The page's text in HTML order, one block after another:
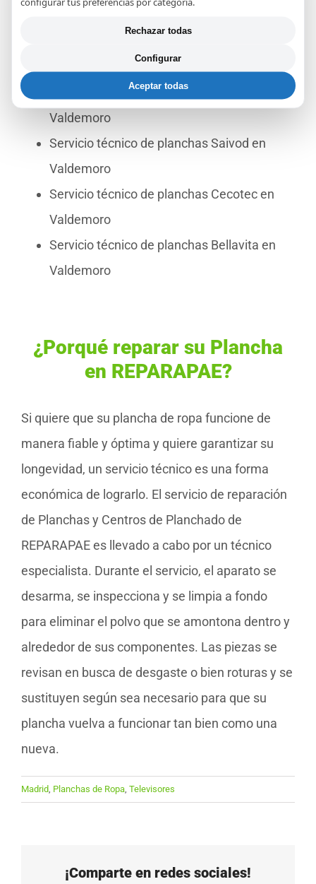
Servicio técnico de planchas Miele en
Valdemoro
Servicio técnico de planchas Saivod en
Valdemoro
Servicio técnico de planchas Cecotec en
Valdemoro
Servicio técnico de planchas Bellavita en
Valdemoro
¿Porqué reparar su Plancha
en REPARAPAE?
Si quiere que su plancha de ropa funcione de
manera fiable y óptima y quiere garantizar su
longevidad, un servicio técnico es una forma
económica de lograrlo. El servicio de reparación
de Planchas y Centros de Planchado de
REPARAPAE es llevado a cabo por un técnico
especialista. Durante el servicio, el aparato se
desarma, se inspecciona y se limpia a fondo
para eliminar el polvo que se amontona dentro y
alrededor de sus componentes. Las piezas se
revisan en busca de desgaste o bien roturas y se
sustituyen según sea necesario para que su
plancha vuelva a funcionar tan bien como una
nueva.
Madrid Planchas de Ropa Televisores
¡Comparte en redes sociales!
Rechazar todas
Configurar
Aceptar todas